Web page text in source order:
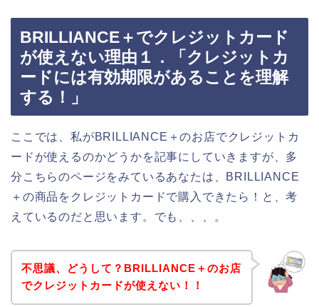
BRILLIANCE＋でクレジットカード
が使えない理由１．「クレジットカ
ードには有効期限があることを理解
する！」
ここでは、私がBRILLIANCE＋のお店でクレジットカ
ードが使えるのかどうかを記事にしていきますが、多
分こちらのページをみているあなたは、BRILLIANCE
＋の商品をクレジットカードで購入できたら！と、考
えているのだと思います。でも、、、。
不思議、どうして？BRILLIANCE＋のお店
でクレジットカードが使えない！！